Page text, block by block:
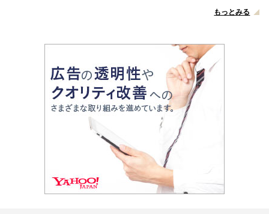
もっとみる